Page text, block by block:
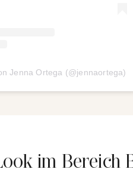
Jenna Ortega (@jennaortega)
im Bereich